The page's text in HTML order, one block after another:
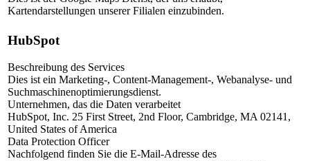
Kartendarstellungen unserer Filialen einzubinden.
HubSpot
Beschreibung des Services
Dies ist ein Marketing-, Content-Management-, Webanalyse- und
Suchmaschinenoptimierungsdienst.
Unternehmen, das die Daten verarbeitet
HubSpot, Inc. 25 First Street, 2nd Floor, Cambridge, MA 02141,
United States of America
Data Protection Officer
Nachfolgend finden Sie die E-Mail-Adresse des